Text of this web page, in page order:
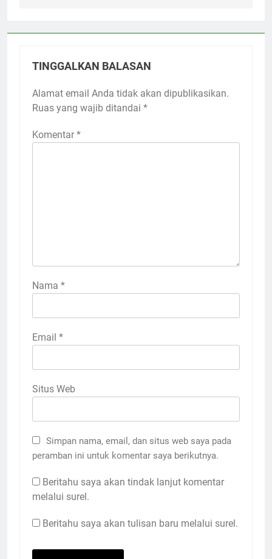
TINGGALKAN BALASAN
Alamat email Anda tidak akan dipublikasikan.
Ruas yang wajib ditandai *
Komentar *
Nama *
Email *
Situs Web
Simpan nama, email, dan situs web saya pada
peramban ini untuk komentar saya berikutnya.
Beritahu saya akan tindak lanjut komentar
melalui surel.
Beritahu saya akan tulisan baru melalui surel.